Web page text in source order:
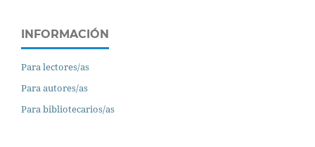
INFORMACIÓN
Para lectores/as
Para autores/as
Para bibliotecarios/as